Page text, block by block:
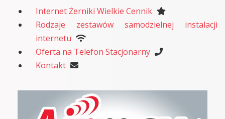
Internet Żerniki Wielkie Cennik
Rodzaje zestawów samodzielnej instalacji
internetu
Oferta na Telefon Stacjonarny
Kontakt